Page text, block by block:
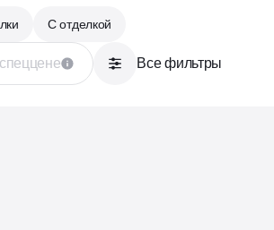
С отделкой
Все фильтры